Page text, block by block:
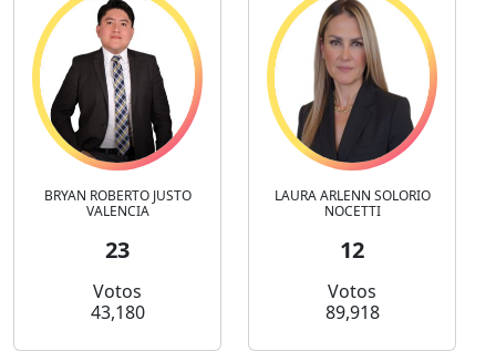
BRYAN ROBERTO JUSTO
VALENCIA
23
Votos
43,180
LAURA ARLENN SOLORIO
NOCETTI
12
Votos
89,918